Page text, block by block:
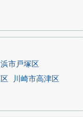
市戸塚区
川崎市高津区